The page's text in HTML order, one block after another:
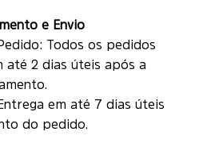
e Envio
Todos os pedidos
até 2 dias úteis após a
em até 7 dias úteis
do pedido.